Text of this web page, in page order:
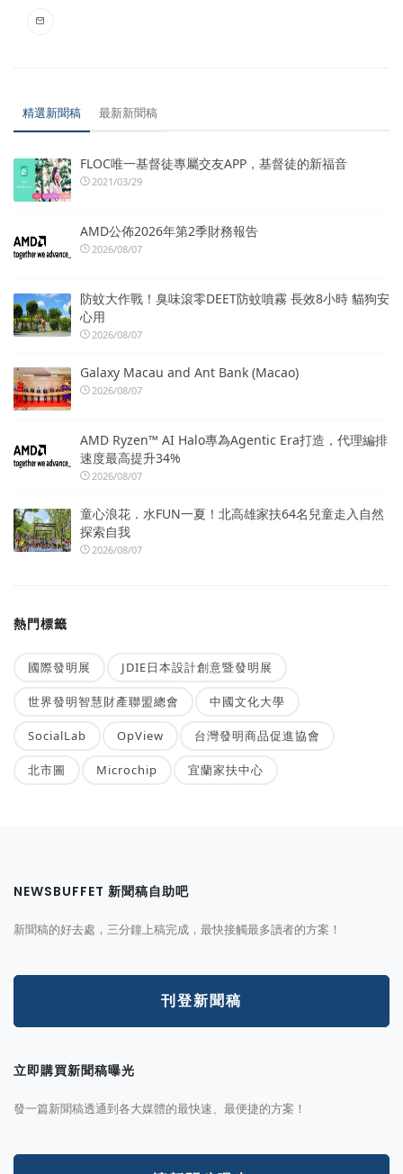
精選新聞稿 最新新聞稿
FLOC唯一基督徒專屬交友APP，基督徒的新福音
2021/03/29
AMD公佈2026年第2季財務報告
2026/08/07
防蚊大作戰！臭味滾零DEET防蚊噴霧 長效8小時 貓狗安
心用
2026/08/07
Galaxy Macau and Ant Bank (Macao)
2026/08/07
AMD Ryzen™ AI Halo專為Agentic Era打造，代理編排
速度最高提升34%
2026/08/07
童心浪花．水FUN一夏！北高雄家扶64名兒童走入自然
探索自我
2026/08/07
熱門標籤
國際發明展 JDIE日本設計創意暨發明展
世界發明智慧財產聯盟總會 中國文化大學
SocialLab OpView 台灣發明商品促進協會
北市圖 Microchip 宜蘭家扶中心
NEWSBUFFET 新聞稿自助吧
新聞稿的好去處，三分鐘上稿完成，最快接觸最多讀者的方案！
刊登新聞稿
立即購買新聞稿曝光
發一篇新聞稿透通到各大媒體的最快速、最便捷的方案！